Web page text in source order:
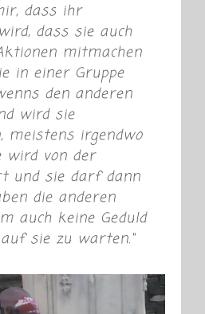
dass ihr
dass sie auch
mitmachen
in einer Gruppe
den anderen
wird sie
meistens irgendwo
wird von der
und sie darf dann
die anderen
auch keine Geduld
sie zu warten.“